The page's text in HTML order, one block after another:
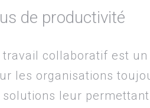
de productivité
travail collaboratif est
les organisations
solutions leur